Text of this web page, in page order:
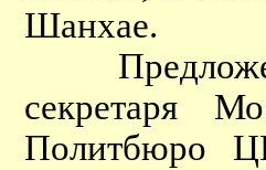
Шанхае.
секретаря
Политбюро